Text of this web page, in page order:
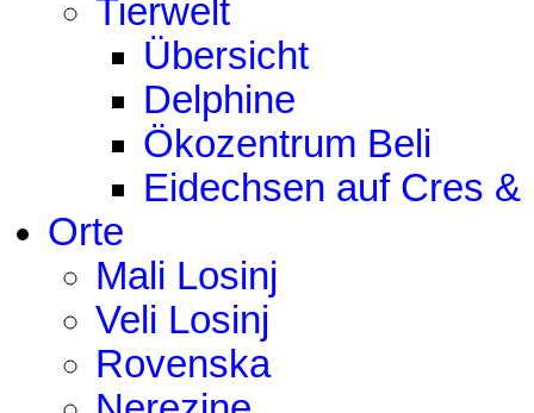
Tierwelt
Übersicht
Delphine
Ökozentrum Beli
Eidechsen auf Cres &
Orte
Mali Losinj
Veli Losinj
Rovenska